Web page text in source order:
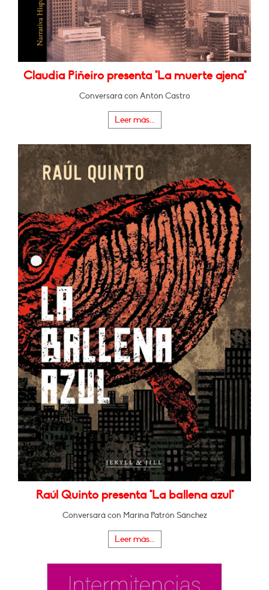
Claudia Piñeiro presenta "La muerte ajena"
Conversará con Antón Castro
Leer más...
Raúl Quinto presenta "La ballena azul"
Conversará con Marina Patrón Sánchez
Leer más...